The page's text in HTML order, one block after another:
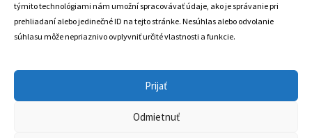
týmito technológiami nám umožní spracovávať údaje, ako je správanie pri
prehliadaní alebo jedinečné ID na tejto stránke. Nesúhlas alebo odvolanie
súhlasu môže nepriaznivo ovplyvniť určité vlastnosti a funkcie.
Prijať
Odmietnuť
+421 905 806 234
Český Eshop